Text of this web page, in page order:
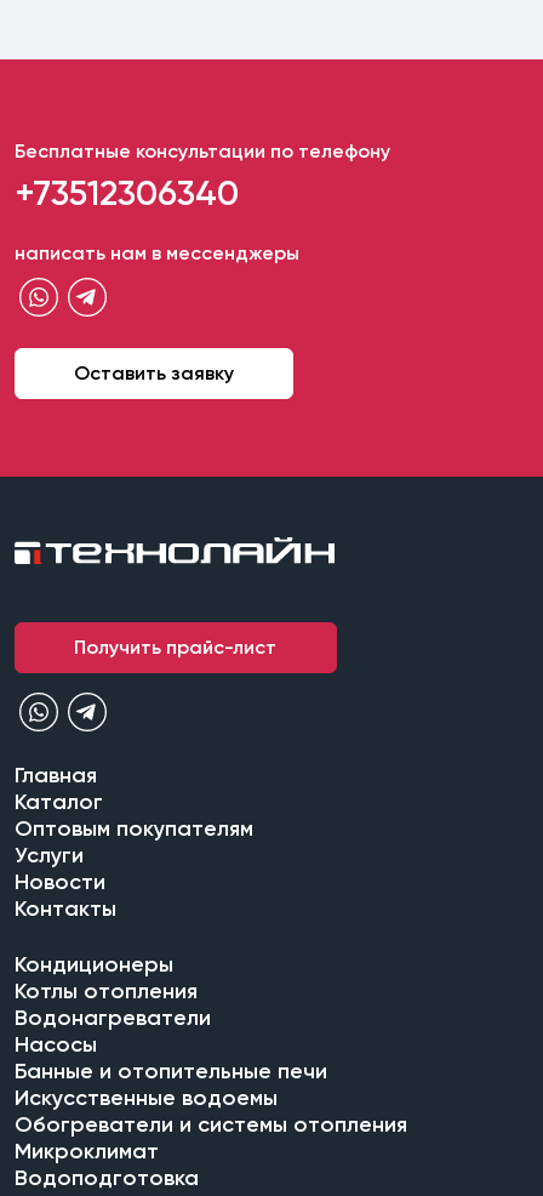
Бесплатные консультации по телефону
+73512306340
написать нам в мессенджеры
Оставить заявку
Получить прайс-лист
Главная
Каталог
Оптовым покупателям
Услуги
Новости
Контакты
Кондиционеры
Котлы отопления
Водонагреватели
Насосы
Банные и отопительные печи
Искусственные водоемы
Обогреватели и системы отопления
Микроклимат
Водоподготовка